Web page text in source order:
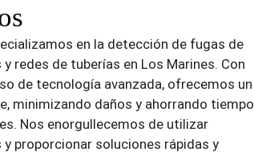
en la detección de fugas de
redes de tuberías en Los Marines. Con
de tecnología avanzada, ofrecemos un
minimizando daños y ahorrando tiempo
Nos enorgullecemos de utilizar
proporcionar soluciones rápidas y